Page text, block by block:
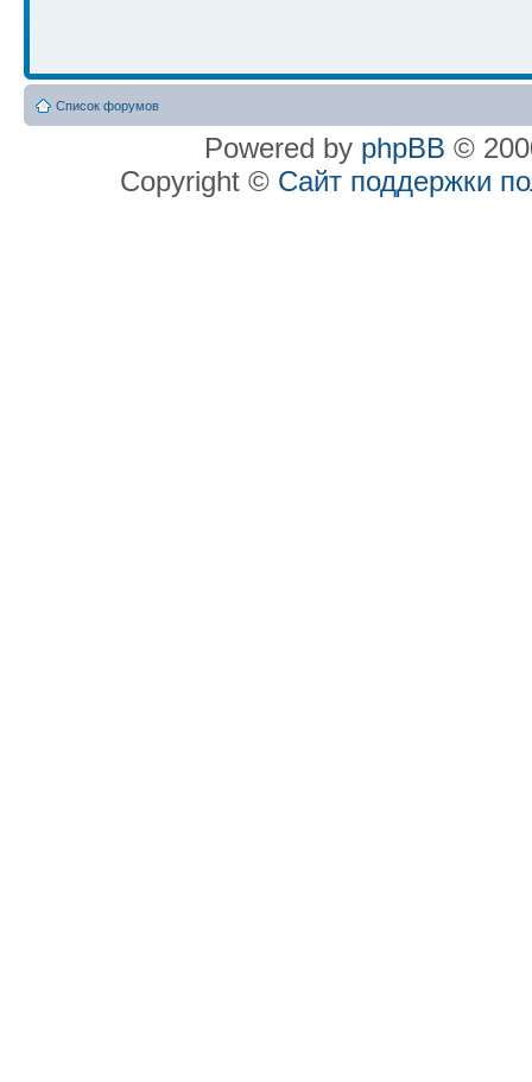
Список форумов
Powered by phpBB ©
Copyright © Сайт поддержки